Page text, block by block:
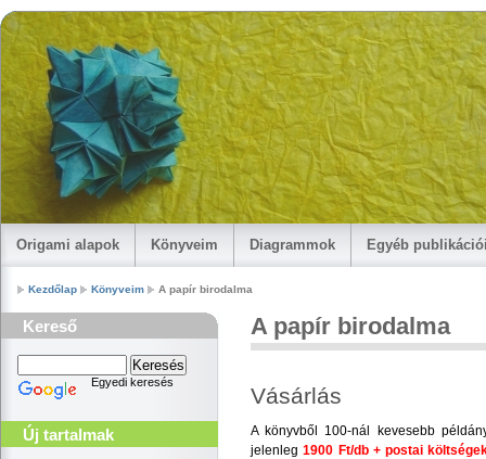
Origami alapok Könyveim Diagrammok Egyéb
Kezdőlap Könyveim A papír birodalma
Kereső
Egyedi keresés
Új tartalmak
A papír birodalma
Vásárlás
A könyvből 100-nál kevesebb
jelenleg1900 Ft/db + postai